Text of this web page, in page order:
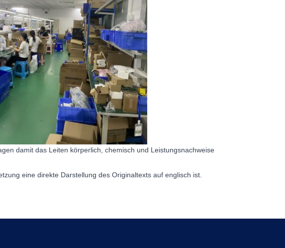
damit das Leiten körperlich, chemisch und Leistungsnachweise
eine direkte Darstellung des Originaltexts auf englisch ist.